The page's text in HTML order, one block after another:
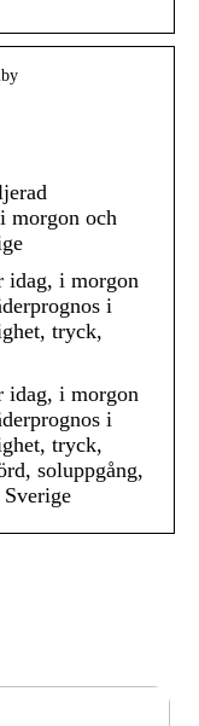
morgon och
idag, i morgon
i
tryck,
idag, i morgon
i
tryck,
soluppgång,